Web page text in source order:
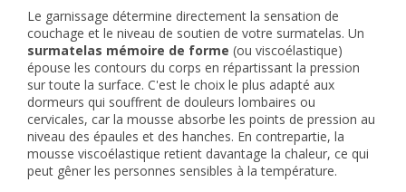
Le garnissage détermine directement la sensation de
couchage et le niveau de soutien de votre surmatelas. Un
surmatelas mémoire de forme (ou viscoélastique)
épouse les contours du corps en répartissant la pression
sur toute la surface. C'est le choix le plus adapté aux
dormeurs qui souffrent de douleurs lombaires ou
cervicales, car la mousse absorbe les points de pression au
niveau des épaules et des hanches. En contrepartie, la
mousse viscoélastique retient davantage la chaleur, ce qui
peut gêner les personnes sensibles à la température.